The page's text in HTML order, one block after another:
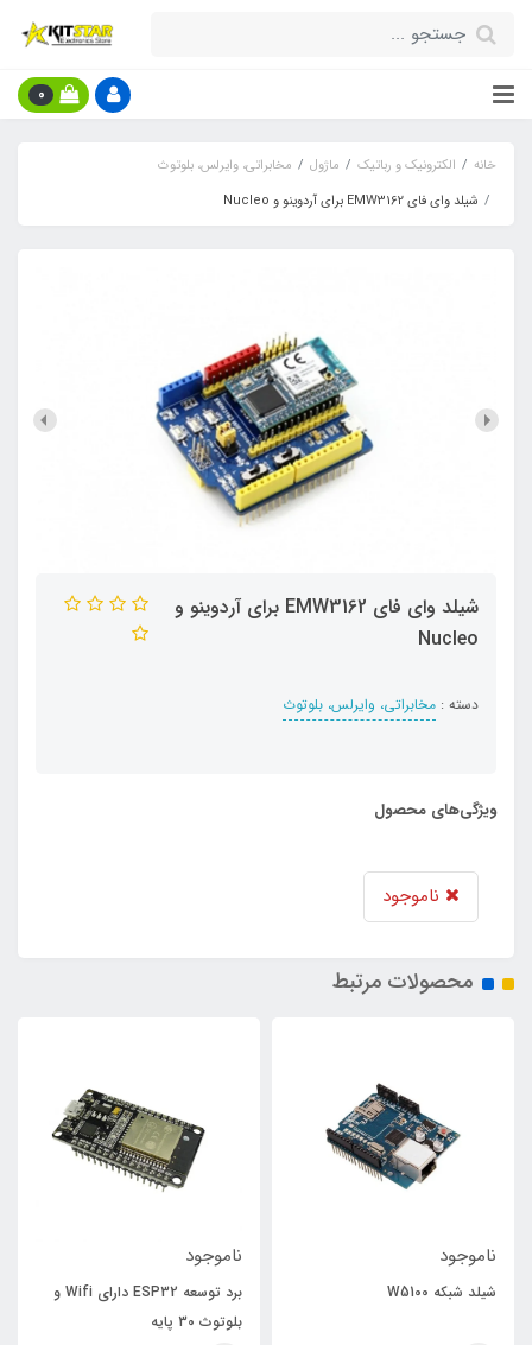
0
خانه الکترونیک و رباتیک ماژول
مخابراتی، وایرلس، بلوتوث
شیلد وای فای EMW3162 برای آردوینو و Nucleo
شیلد وای فای EMW3162 برای آردوینو و
Nucleo
دسته : مخابراتی، وایرلس، بلوتوث
ویژگی‌های محصول
ناموجود
محصولات مرتبط
ناموجود
شیلد شبکه W5100
ناموجود
برد توسعه ESP32 دارای Wifi و
بلوتوث 30 پایه